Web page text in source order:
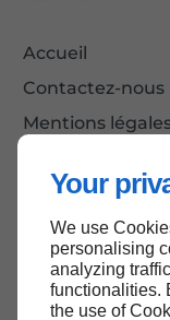
Your
We use
personalising
analyzing
functionalities.
the use of
Accueil
Contactez-nous
Mentions